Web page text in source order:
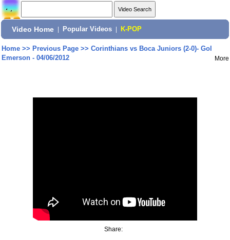
Video Home Popular Videos K-POP
Home>> Previous Page>> Corinthians vs Boca Juniors (2-0)- Gol
Emerson - 04/06/2012
More
Share: